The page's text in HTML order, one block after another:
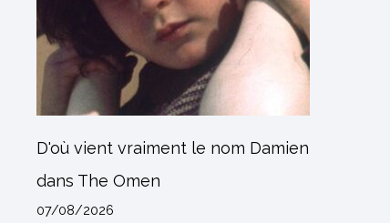
D'où vient vraiment le nom Damien
dans The Omen
07/08/2026